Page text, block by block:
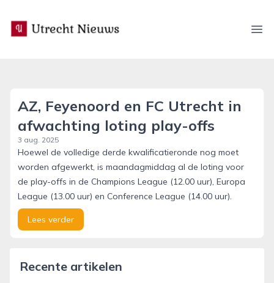
utrecht-nieuws.nl
AZ, Feyenoord en FC Utrecht in
afwachting loting play-offs
3 aug. 2025
Hoewel de volledige derde kwalificatieronde nog moet
worden afgewerkt, is maandagmiddag al de loting voor
de play-offs in de Champions League (12.00 uur), Europa
League (13.00 uur) en Conference League (14.00 uur).
Lees verder
Recente artikelen